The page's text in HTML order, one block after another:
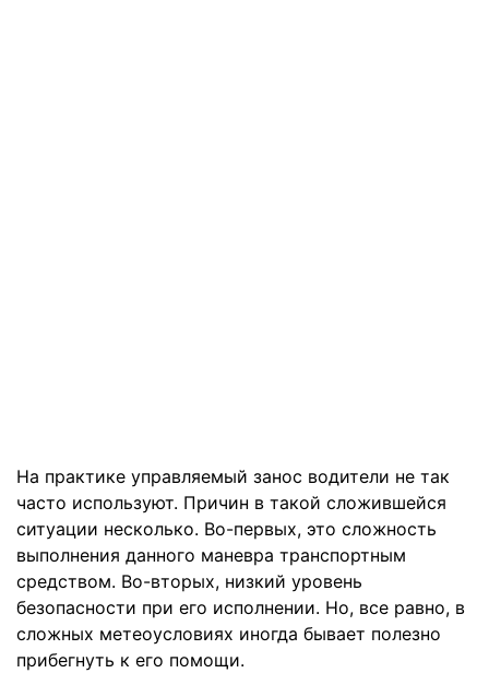
На практике управляемый занос водители не так
часто используют. Причин в такой сложившейся
ситуации несколько. Во-первых, это сложность
выполнения данного маневра транспортным
средством. Во-вторых, низкий уровень
безопасности при его исполнении. Но, все равно, в
сложных метеоусловиях иногда бывает полезно
прибегнуть к его помощи.